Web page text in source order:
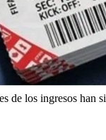
de los ingresos han